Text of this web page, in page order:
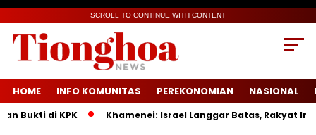
SCROLL TO CONTINUE WITH CONTENT
HOME INFO KOMUNITAS PEREKONOMIAN NASIONAL
Bukti di KPK Khamenei: Israel Langgar Batas, Rakyat